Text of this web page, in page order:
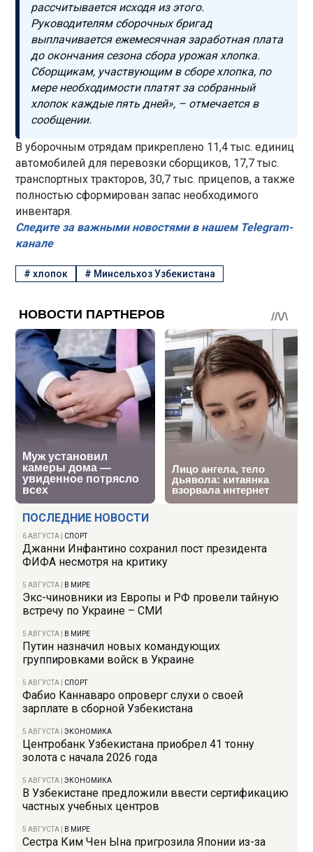
ПОСЛЕДНИЕ НОВОСТИ
6 АВГУСТА СПОРТ
Джанни Инфантино сохранил пост президента
ФИФА несмотря на критику
5 АВГУСТА В МИРЕ
Экс-чиновники из Европы и РФ провели тайную
встречу по Украине – СМИ
5 АВГУСТА В МИРЕ
Путин назначил новых командующих
группировками войск в Украине
5 АВГУСТА СПОРТ
Фабио Каннаваро опроверг слухи о своей
зарплате в сборной Узбекистана
5 АВГУСТА |ЭКОНОМИКА
Центробанк Узбекистана приобрел 41 тонну
золота с начала 2026 года
5 АВГУСТА |ЭКОНОМИКА
В Узбекистане предложили ввести сертификацию
частных учебных центров
5 АВГУСТА В МИРЕ
Сестра Ким Чен Ына пригрозила Японии из-за
рассчитывается исходя из этого.
Руководителям сборочных бригад
выплачивается ежемесячная заработная плата
до окончания сезона сбора урожая хлопка.
Сборщикам, участвующим в сборе хлопка, по
мере необходимости платят за собранный
хлопок каждые пять дней», – отмечается в
сообщении.
В уборочным отрядам прикреплено 11,4 тыс. единиц
автомобилей для перевозки сборщиков, 17,7 тыс.
транспортных тракторов, 30,7 тыс. прицепов, а также
полностью сформирован запас необходимого
инвентаря.
Следите за важными новостями в нашем Telegram-
канале
#хлопок # Минсельхоз Узбекистана